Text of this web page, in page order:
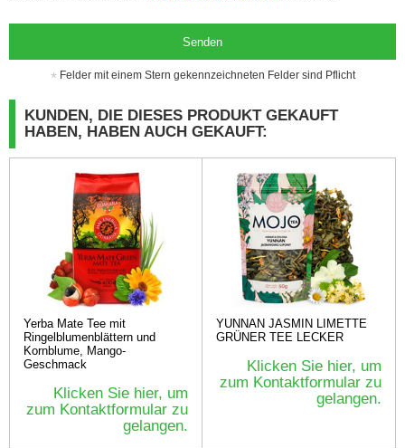
Senden
Felder mit einem Stern gekennzeichneten Felder sind Pflicht
KUNDEN, DIE DIESES PRODUKT GEKAUFT
HABEN, HABEN AUCH GEKAUFT:
Yerba Mate Tee mit
Ringelblumenblättern und
Kornblume, Mango-
Geschmack
Klicken Sie hier, um
zum Kontaktformular zu
gelangen.
YUNNAN JASMIN LIMETTE
GRÜNER TEE LECKER
Klicken Sie hier, um
zum Kontaktformular zu
gelangen.